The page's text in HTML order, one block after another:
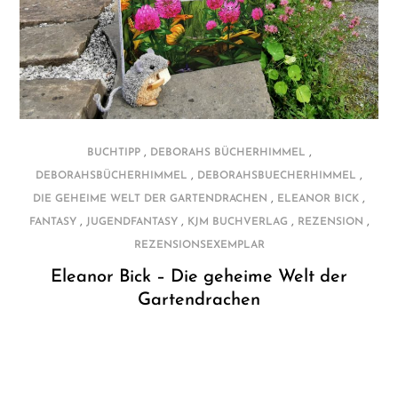
BUCHTIPP, DEBORAHS BÜCHERHIMMEL ,
DEBORAHSBÜCHERHIMMEL , DEBORAHSBUECHERHIMMEL ,
DIE GEHEIME WELT DER GARTENDRACHEN , ELEANOR BICK ,
FANTASY, JUGENDFANTASY, KJM BUCHVERLAG , REZENSION ,
REZENSIONSEXEMPLAR
Eleanor Bick – Die geheime Welt der
Gartendrachen